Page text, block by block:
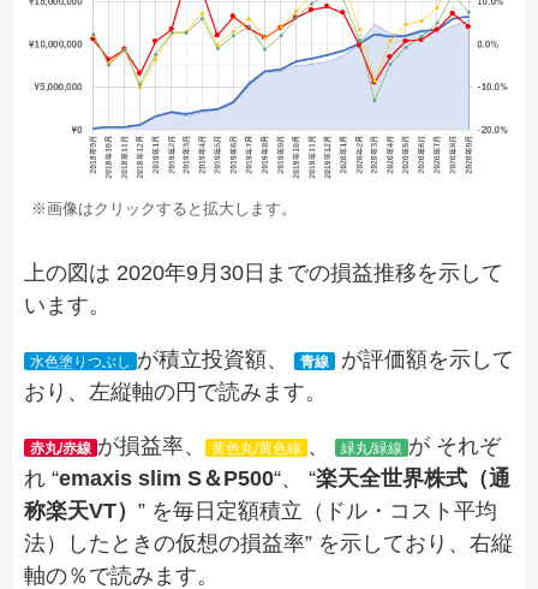
※画像はクリックすると拡大します。
上の図は 2020年9月30日までの損益推移を示して
います。
水色塗りつぶし が積立投資額、 青線
が評価額を示して
おり、左縦軸の円で読みます。
赤丸/赤線 が損益率、 黄色丸/黄色線 、 緑丸/緑線 が それぞ
れ “emaxis slim S＆P500“、 “楽天全世界株式（通
称楽天VT） ” を毎日定額積立（ドル・コスト平均
法）したときの仮想の損益率” を示しており、右縦
軸の％で読みます。